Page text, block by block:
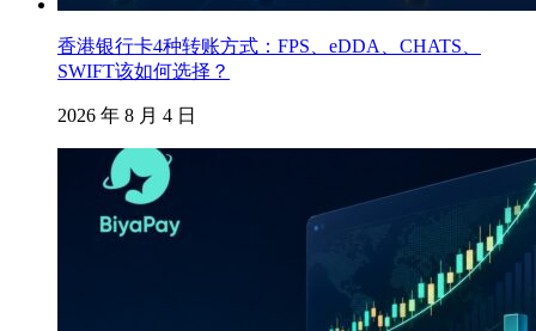
香港银行卡4种转账方式：FPS、eDDA、CHATS、
SWIFT该如何选择？
2026 年 8 月 4 日